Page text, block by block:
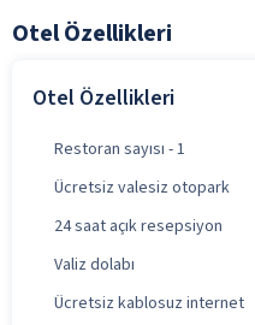
Otel Özellikleri
Otel Özellikleri
Restoran sayısı - 1
Ücretsiz valesiz otopark
24 saat açık resepsiyon
Valiz dolabı
Ücretsiz kablosuz internet